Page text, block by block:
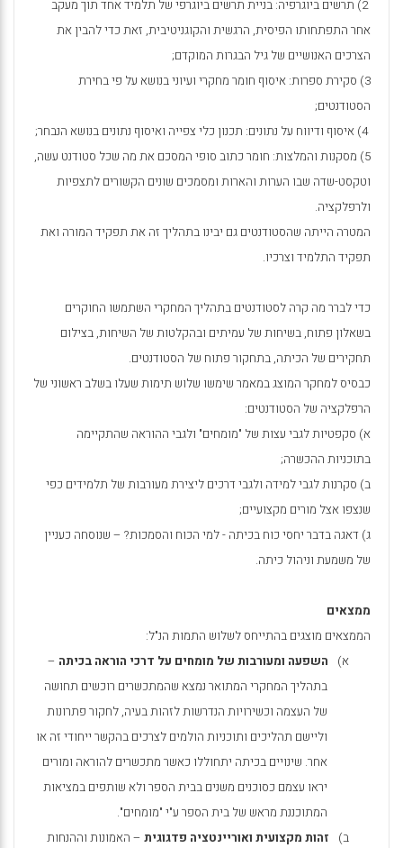
2) תרשים ביוגרפיה: בניית תרשים ביוגרפי של תלמיד אחד תוך מעקב
אחר התפתחותו הפיסית, הרגשית והקוגניטיבית, זאת כדי להבין את
הצרכים האנושיים של גיל הבגרות המוקדם;
3) סקירת ספרות: איסוף חומר מחקרי ועיוני בנושא על פי בחירת
הסטודנטים;
4) איסוף ודיווח על נתונים: תכנון כלי צפייה ואיסוף נתונים בנושא הנבחר;
5) מסקנות והמלצות: חומר כתוב סופי המסכם את מה שכל סטודנט עשה,
וטקסט-שדה שבו הערות והארות ומסמכים שונים הקשורים לתצפיות
ולרפלקציה.
המטרה הייתה שהסטודנטים גם יבינו בתהליך זה את תפקיד המורה ואת
תפקיד התלמיד וצרכיו.
כדי לברר מה קרה לסטודנטים בתהליך המחקרי השתמשו החוקרים
בשאלון פתוח, בשיחות של עמיתים ובהקלטות של השיחות, בצילום
תחקירים של הכיתה, בתחקור פתוח של הסטודנטים.
כבסיס למחקר המוצג במאמר שימשו שלוש תימות שעלו בשלב ראשוני של
הרפלקציה של הסטודנטים:
א) סקפטיות לגבי עצות של "מומחים" ולגבי ההוראה שהתקיימה
בתוכניות ההכשרה;
ב) סקרנות לגבי למידה ולגבי דרכים ליצירת מעורבות של תלמידים כפי
שנצפו אצל מורים מקצועיים;
ג) דאגה בדבר יחסי כוח בכיתה - למי הכוח והסמכות? – שנוסחה כעניין
של משמעת וניהול כיתה.
ממצאים
הממצאים מוצגים בהתייחס לשלוש התמות הנ"ל:
א) השפעה ומעורבות של מומחים על דרכי הוראה בכיתה –
בתהליך המחקרי המתואר נמצא שהמתכשרים רוכשים תחושה
של העצמה וכשירויות הנדרשות לזהות בעיה, לחקור פתרונות
וליישם תהליכים ותוכניות הולמים לצרכים בהקשר ייחודי זה או
אחר. שינויים בכיתה יתחוללו כאשר מתכשרים להוראה ומורים
יראו עצמם כסוכנים משנים בבית הספר ולא שותפים במציאות
המתוכננת מראש של בית הספר ע"י "מומחים".
ב) זהות מקצועית ואוריינטציה פדגוגית – האמונות וההנחות